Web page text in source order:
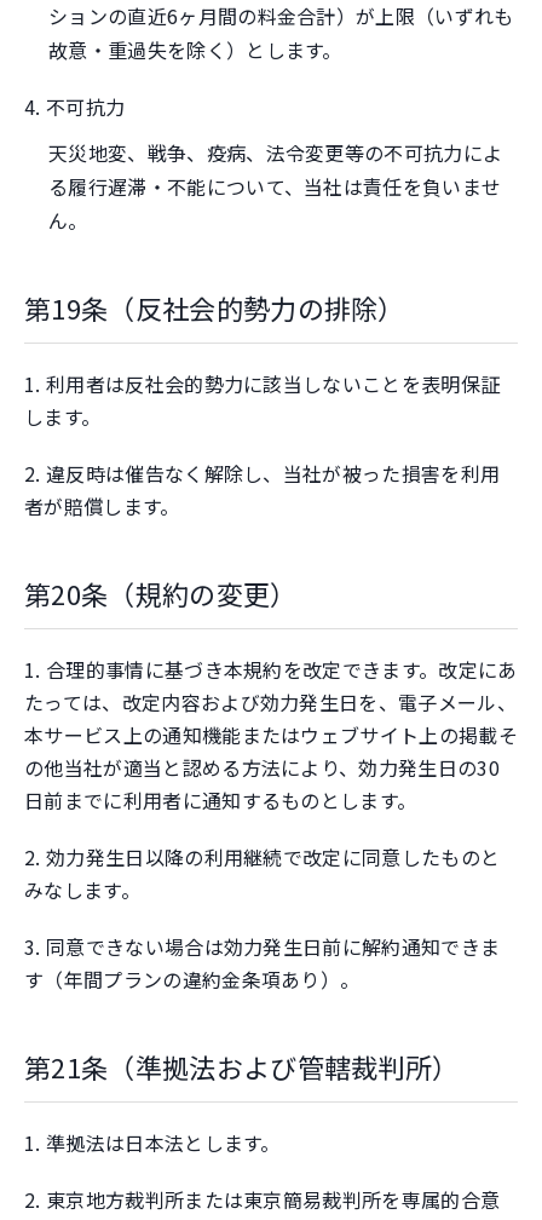
ションの直近6ヶ月間の料金合計）が上限（いずれも
故意・重過失を除く）とします。
4. 不可抗力
天災地変、戦争、疫病、法令変更等の不可抗力によ
る履行遅滞・不能について、当社は責任を負いませ
ん。
第19条（反社会的勢力の排除）
1. 利用者は反社会的勢力に該当しないことを表明保証
します。
2. 違反時は催告なく解除し、当社が被った損害を利用
者が賠償します。
第20条（規約の変更）
1. 合理的事情に基づき本規約を改定できます。改定にあ
たっては、改定内容および効力発生日を、電子メール、
本サービス上の通知機能またはウェブサイト上の掲載そ
の他当社が適当と認める方法により、効力発生日の30
日前までに利用者に通知するものとします。
2. 効力発生日以降の利用継続で改定に同意したものと
みなします。
3. 同意できない場合は効力発生日前に解約通知できま
す（年間プランの違約金条項あり）。
第21条（準拠法および管轄裁判所）
1. 準拠法は日本法とします。
2. 東京地方裁判所または東京簡易裁判所を専属的合意